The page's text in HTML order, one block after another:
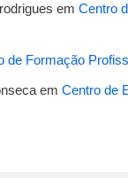
em Centro
de Formação
em Centro de